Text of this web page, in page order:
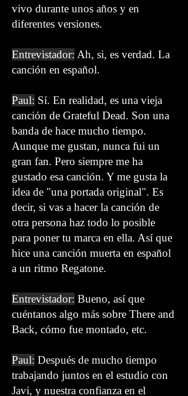
vivo durante unos años y en
diferentes versiones.
Entrevistador: Ah, si, es verdad. La
canción en español.
Paul: Sí. En realidad, es una vieja
canción de Grateful Dead. Son una
banda de hace mucho tiempo.
Aunque me gustan, nunca fui un
gran fan. Pero siempre me ha
gustado esa canción. Y me gusta la
idea de "una portada original". Es
decir, si vas a hacer la canción de
otra persona haz todo lo posible
para poner tu marca en ella. Así que
hice una canción muerta en español
a un ritmo Regatone.
Entrevistador: Bueno, así que
cuéntanos algo más sobre There and
Back, cómo fue montado, etc.
Paul: Después de mucho tiempo
trabajando juntos en el estudio con
Javi, y nuestra confianza en el